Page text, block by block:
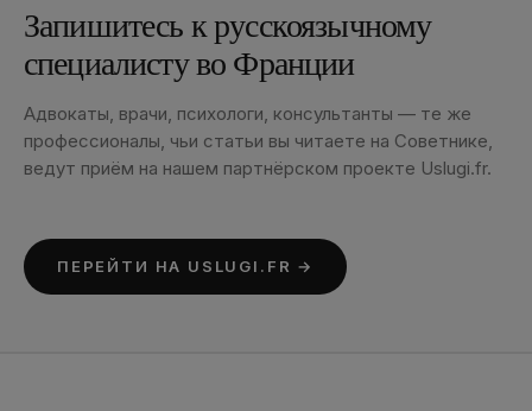
Запишитесь к русскоязычному
специалисту во Франции
Адвокаты, врачи, психологи, консультанты — те же
профессионалы, чьи статьи вы читаете на Советнике,
ведут приём на нашем партнёрском проекте Uslugi.fr.
ПЕРЕЙТИ НА USLUGI.FR →